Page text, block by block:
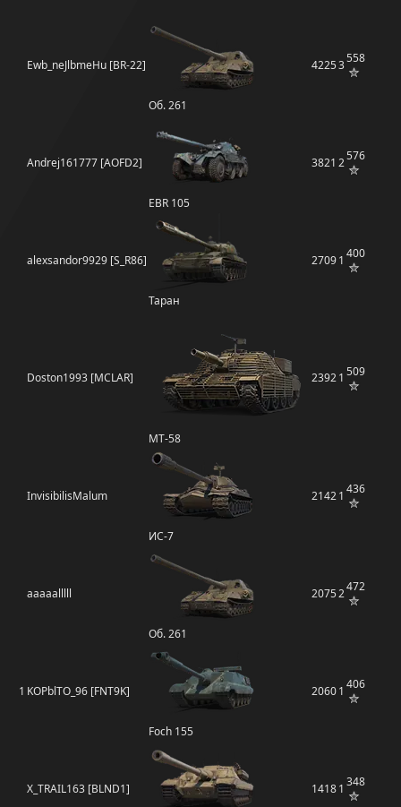
Ewb_neJlbmeHu [BR-22]
Об. 261
42253558
Andrej161777 [AOFD2]
EBR 105
3821 2576
alexsandor9929 [S_R86]
Таран
27091 400
Doston1993 [MCLAR]
MT-58
23921 509
InvisibilisMalum
ИС-7
21421 436
aaaaalllll
Об. 261
20752472
1 KOPblTO_96 [FNT9K]
Foch 155
20601 406
X_TRAIL163 [BLND1] 14181 348